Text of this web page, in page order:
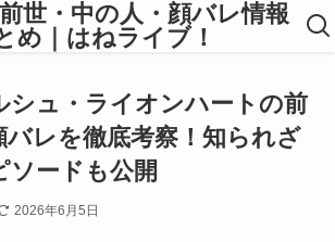
世・中の人・顔バレ情報
め｜はねライブ！
シュ・ライオンハートの前
バレを徹底考察！知られざ
ソードも公開
2026年6月5日